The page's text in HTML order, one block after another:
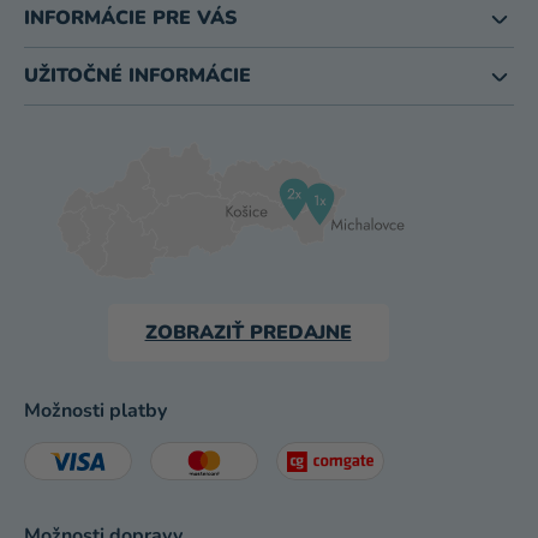
INFORMÁCIE PRE VÁS
UŽITOČNÉ INFORMÁCIE
ZOBRAZIŤ PREDAJNE
Možnosti platby